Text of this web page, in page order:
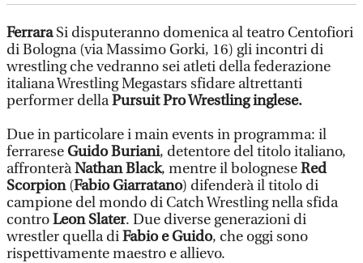
FerraraSi disputeranno domenica al teatro Centofiori
di Bologna (via Massimo Gorki, 16) gli incontri di
wrestling che vedranno sei atleti della federazione
italiana Wrestling Megastars sfidare altrettanti
performer dellaPursuit Pro Wrestling inglese.
Due in particolare i main events in programma: il
ferrareseGuido Buriani, detentore del titolo italiano,
affronteràNathan Black, mentre il bologneseRed
Scorpion(Fabio Giarratano) difenderà il titolo di
campione del mondo di Catch Wrestling nella sfida
controLeon Slater. Due diverse generazioni di
wrestler quella diFabio e Guido, che oggi sono
rispettivamente maestro e allievo.